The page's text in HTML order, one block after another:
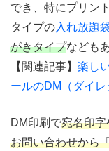
でき、特にプリン
タイプの入れ放題
がきタイプなども
【関連記事】 楽し
ールのDM（ダイレ
DM印刷で宛名印字
お問い合わせから